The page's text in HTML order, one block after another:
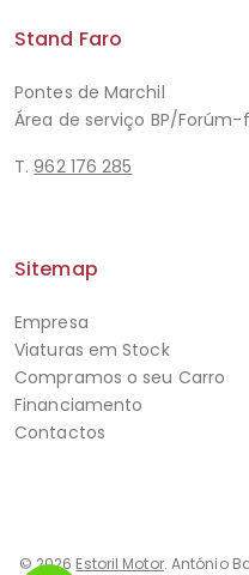
Stand Faro
Pontes de Marchil
Área de serviço BP/Forúm-
T.962 176 285
Sitemap
Empresa
Viaturas em Stock
Compramos o seu Carro
Financiamento
Contactos
© 2026 Estoril Motor. António